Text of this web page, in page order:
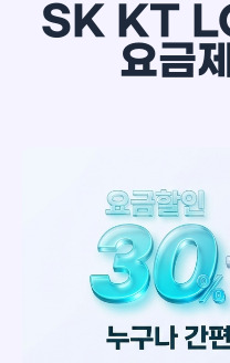
SK KT
요금